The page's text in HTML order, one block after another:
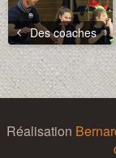
Des coaches
Réalisation